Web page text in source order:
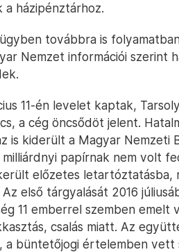
házipénztárhoz.
továbbra is
Nemzet információi szerint
11-én levelet kaptak,
a cég öncsődöt jelent.
is kiderült a Magyar Nemzeti
papírnak nem volt
előzetes letartóztatásba,
első tárgyalását 2016
11 emberrel szemben emelt
csalás miatt. Az
a büntetőjogi értelemben